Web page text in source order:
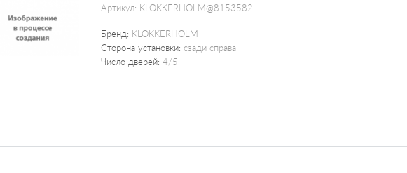
Артикул: KLOKKERHOLM@8153582
Бренд: KLOKKERHOLM
Сторона установки: сзади справа
Число дверей: 4/5